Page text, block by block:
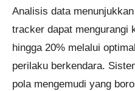
Analisis data
tracker dapat mengurangi
hingga 20% melalui
perilaku berkendara.
pola mengemudi yang